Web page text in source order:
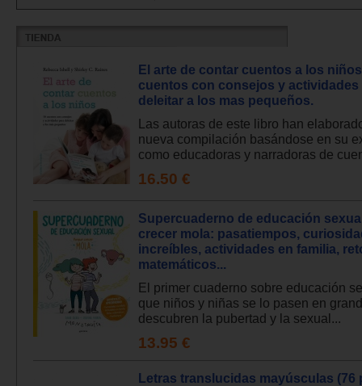
El arte de contar cuentos a los
cuentos con consejos y actividades
deleitar a los mas pequeños.
Las autoras de este libro han
nueva compilación basándose en su
como educadoras y narradoras de
16.50 €
Supercuaderno de educación
crecer mola: pasatiempos,
increíbles, actividades en familia,
matemáticos...
El primer cuaderno sobre educación
que niños y niñas se lo pasen en
descubren la pubertad y la sexual...
13.95 €
Letras translucidas mayúsculas (76